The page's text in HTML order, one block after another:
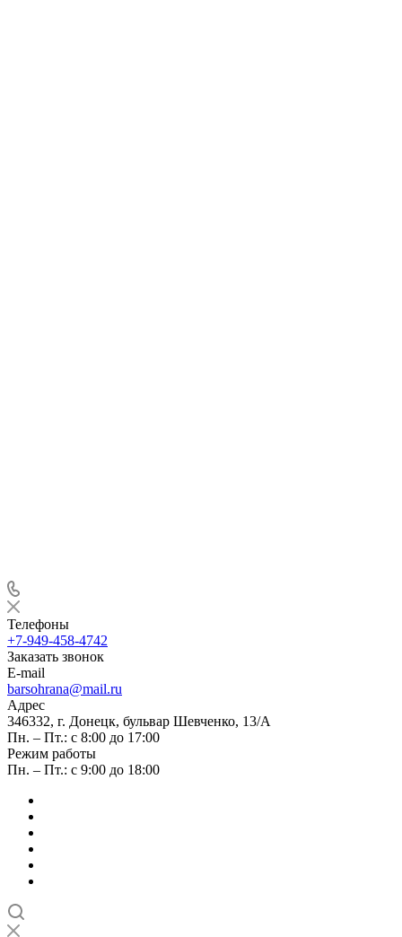
Телефоны
+7-949-458-4742
Заказать звонок
E-mail
barsohrana@mail.ru
Адрес
346332, г. Донецк, бульвар Шевченко, 13/А
Пн. – Пт.: с 8:00 до 17:00
Режим работы
Пн. – Пт.: с 9:00 до 18:00